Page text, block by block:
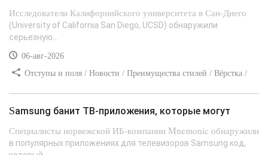
Исследователи Калифорнийского университета в Сан-Диего
(University of California San Diego, UCSD) обнаружили
серьезную...
06-авг-2026
Отступы и поля / Новости / Преимущества стилей / Вёрстка /
Samsung банит ТВ-приложения, которые могут
Специалисты норвежской ИБ-компании Mnemonic обнаружили
в популярных приложениях для телевизоров Samsung код,